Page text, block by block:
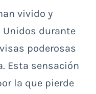
vivido y
durante
poderosas
Esta sensación
la que pierde